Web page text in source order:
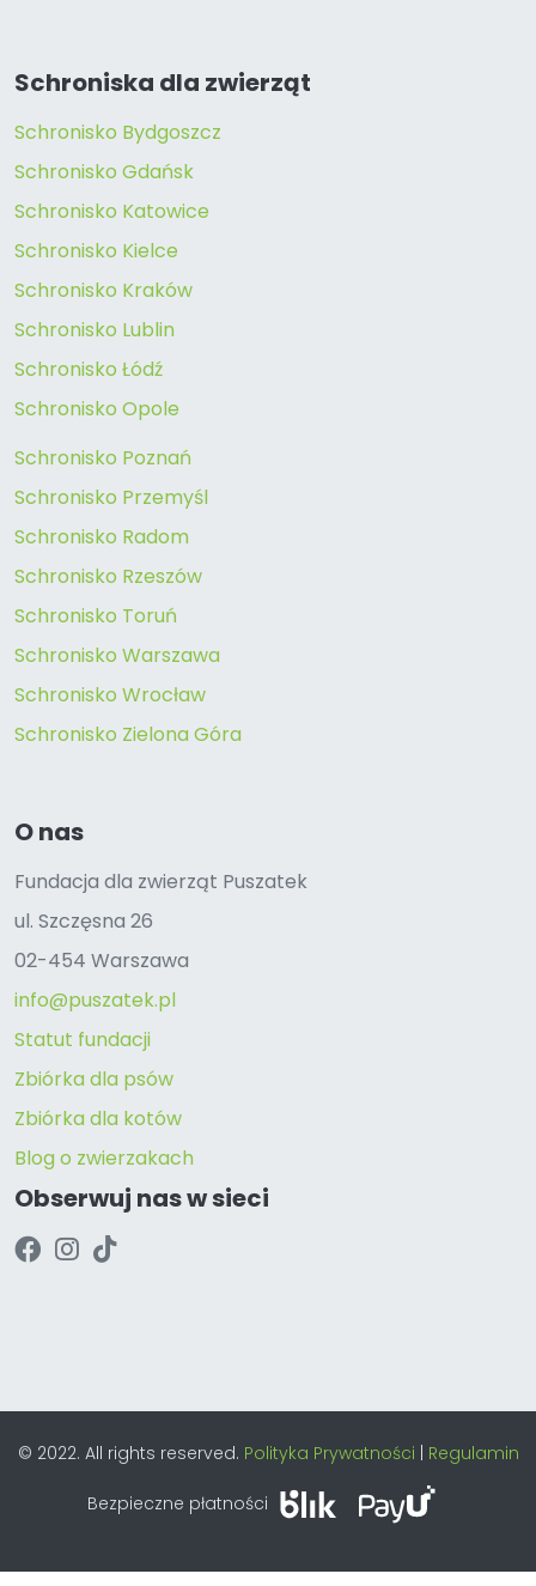
Schroniska dla zwierząt
Schronisko Bydgoszcz
Schronisko Gdańsk
Schronisko Katowice
Schronisko Kielce
Schronisko Kraków
Schronisko Lublin
Schronisko Łódź
Schronisko Opole
Schronisko Poznań
Schronisko Przemyśl
Schronisko Radom
Schronisko Rzeszów
Schronisko Toruń
Schronisko Warszawa
Schronisko Wrocław
Schronisko Zielona Góra
O nas
Fundacja dla zwierząt Puszatek
ul. Szczęsna 26
02-454 Warszawa
info@puszatek.pl
Statut fundacji
Zbiórka dla psów
Zbiórka dla kotów
Blog o zwierzakach
Obserwuj nas w sieci
© 2022. All rights reserved. Polityka Prywatności | Regulamin
Bezpieczne płatności